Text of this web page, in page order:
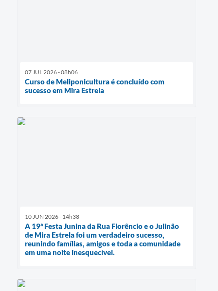
07 JUL 2026 - 08h06
Curso de Meliponicultura é concluído com
sucesso em Mira Estrela
10 JUN 2026 - 14h38
A 19ª Festa Junina da Rua Florêncio e o Julinão
de Mira Estrela foi um verdadeiro sucesso,
reunindo famílias, amigos e toda a comunidade
em uma noite inesquecível.